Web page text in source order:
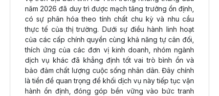
năm 2026 đã duy trì được mạch tăng trưởng ổn định,
có sự phân hóa theo tính chất chu kỳ và nhu cầu
thực tế của thị trường. Dưới sự điều hành linh hoạt
của các cấp chính quyền cùng khả năng tự cân đối,
thích ứng của các đơn vị kinh doanh, nhóm ngành
dịch vụ khác đã khẳng định tốt vai trò bình ổn và
bảo đảm chất lượng cuộc sống nhân dân. Đây chính
là tiền đề quan trọng để khối dịch vụ này tiếp tục vận
hành ổn định, đóng góp bền vững vào bức tranh